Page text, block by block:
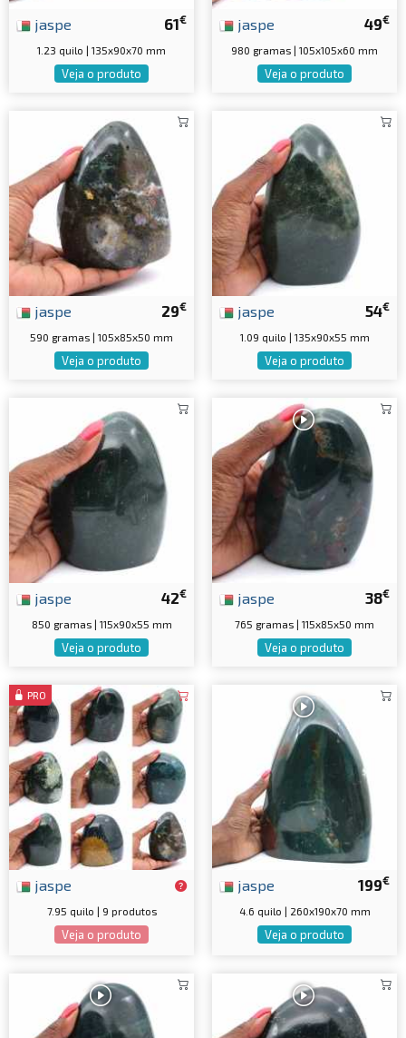
61€
jaspe
1.23 quilo | 135x90x70 mm
Veja o produto
49€
jaspe
980 gramas | 105x105x60 mm
Veja o produto
29€
jaspe
590 gramas | 105x85x50 mm
Veja o produto
54€
jaspe
1.09 quilo | 135x90x55 mm
Veja o produto
42€
jaspe
850 gramas | 115x90x55 mm
Veja o produto
38€
jaspe
765 gramas | 115x85x50 mm
Veja o produto
PRO
jaspe
7.95 quilo | 9 produtos
Veja o produto
199€
jaspe
4.6 quilo | 260x190x70 mm
Veja o produto